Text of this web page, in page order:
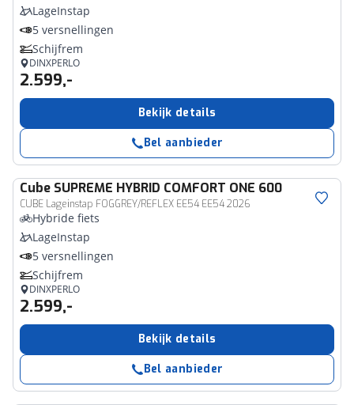
LageInstap
5 versnellingen
Schijfrem
DINXPERLO
2.599,-
Bekijk details
Bel aanbieder
Cube SUPREME HYBRID COMFORT ONE 600
CUBE Lageinstap FOGGREY/REFLEX EE54 EE54 2026
Hybride fiets
LageInstap
5 versnellingen
Schijfrem
DINXPERLO
2.599,-
Bekijk details
Bel aanbieder